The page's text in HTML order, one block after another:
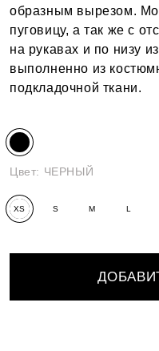
образным вырезом.
пуговицу, а так же с
на рукавах и по низу
выполненно из
подкладочной ткани.
Цвет: ЧЕРНЫЙ
XS S M L